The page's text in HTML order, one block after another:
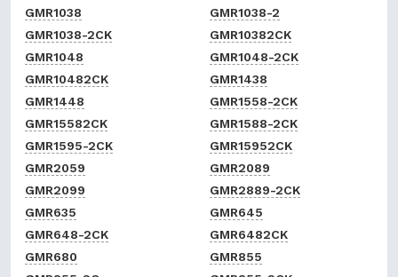
GMR1038
GMR1038-2
GMR1038-2CK
GMR10382CK
GMR1048
GMR1048-2CK
GMR10482CK
GMR1438
GMR1448
GMR1558-2CK
GMR15582CK
GMR1588-2CK
GMR1595-2CK
GMR15952CK
GMR2059
GMR2089
GMR2099
GMR2889-2CK
GMR635
GMR645
GMR648-2CK
GMR6482CK
GMR680
GMR855